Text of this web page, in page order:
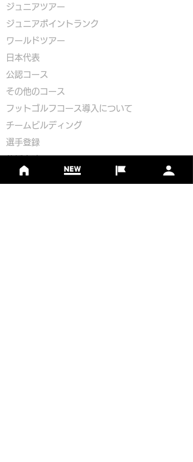
ジュニアツアー
ジュニアポイントランク
​ワールドツアー
​​日本代表
公認コース
​その他のコース
​ フットゴルフコース導入について
​チームビルディング
選手登録​
​イベント依頼